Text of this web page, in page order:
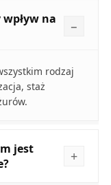
na
rodzaj
staż
jest